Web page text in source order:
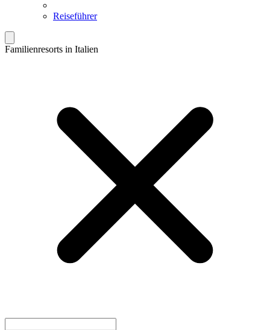
Reiseführer
Familienresorts in Italien